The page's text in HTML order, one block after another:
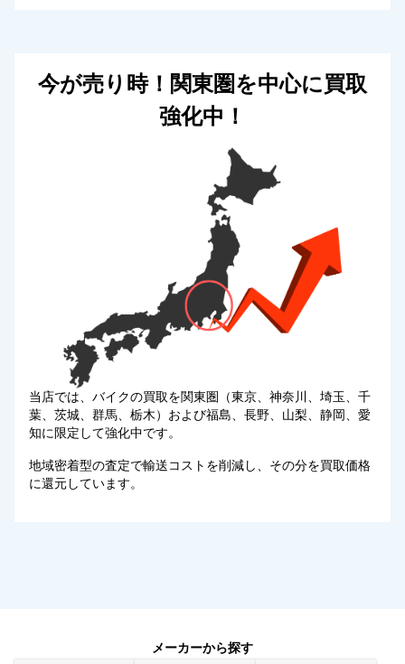
今が売り時！ 関東圏を中心に買取
強化中！
当店では、バイクの買取を関東圏（東京、神奈川、埼玉、千
葉、茨城、群馬、栃木）および福島、長野、山梨、静岡、愛
知に限定して強化中です。
地域密着型の査定で輸送コストを削減し、その分を買取価格
に還元しています。
メーカーから探す